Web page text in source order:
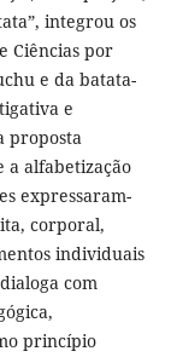
integrou os
Ciências por
e da batata-
e
proposta
a alfabetização
expressaram-
corporal,
individuais
com
princípio